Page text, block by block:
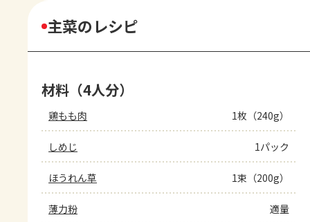
主菜のレシピ
材料（4人分）
鶏もも肉 1枚（240g）
しめじ 1パック
ほうれん草 1束（200g）
薄力粉 適量